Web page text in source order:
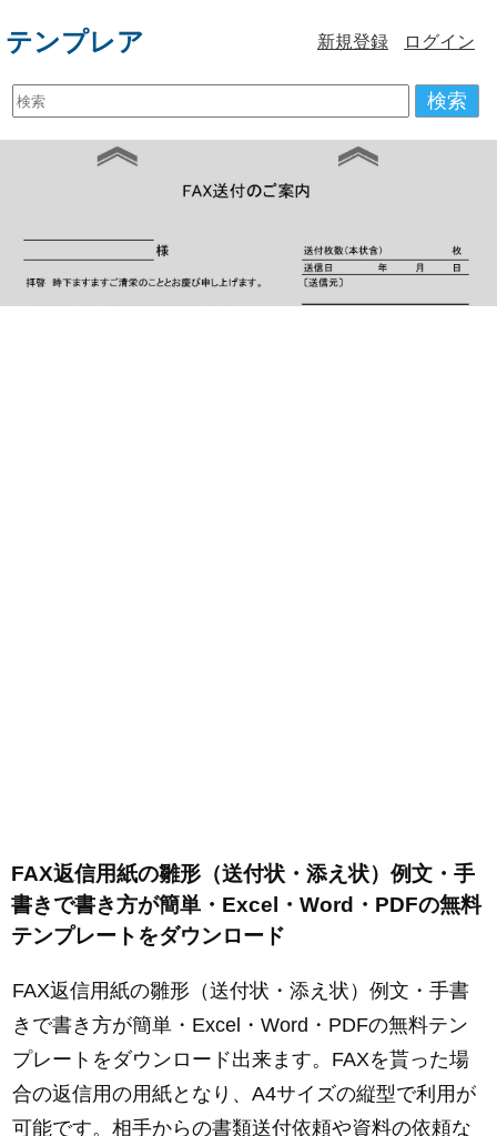
テンプレア 新規登録 ログイン
検索
FAX返信用紙の雛形（送付状・添え状）例文・手
書きで書き方が簡単・Excel・Word・PDFの無料
テンプレートをダウンロード
FAX返信用紙の雛形（送付状・添え状）例文・手書
きで書き方が簡単・Excel・Word・PDFの無料テン
プレートをダウンロード出来ます。FAXを貰った場
合の返信用の用紙となり、A4サイズの縦型で利用が
可能です。相手からの書類送付依頼や資料の依頼な